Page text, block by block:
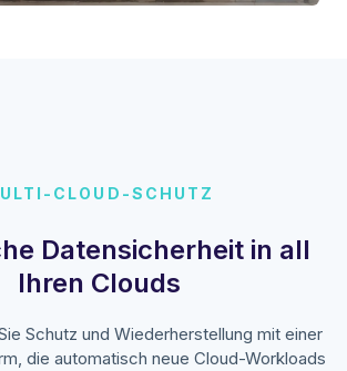
CLOUD-SCHUTZ
Datensicherheit in all
Ihren Clouds
Schutz und Wiederherstellung mit einer
die automatisch neue Cloud-Workloads